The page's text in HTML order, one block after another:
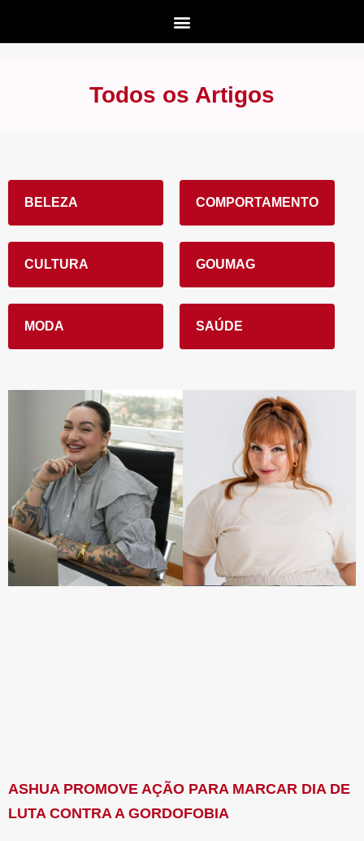
Todos os Artigos
BELEZA COMPORTAMENTO
CULTURA GOUMAG
MODA SAÚDE
ASHUA PROMOVE AÇÃO PARA MARCAR DIA DE
LUTA CONTRA A GORDOFOBIA